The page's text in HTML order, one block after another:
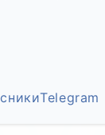
Telegram